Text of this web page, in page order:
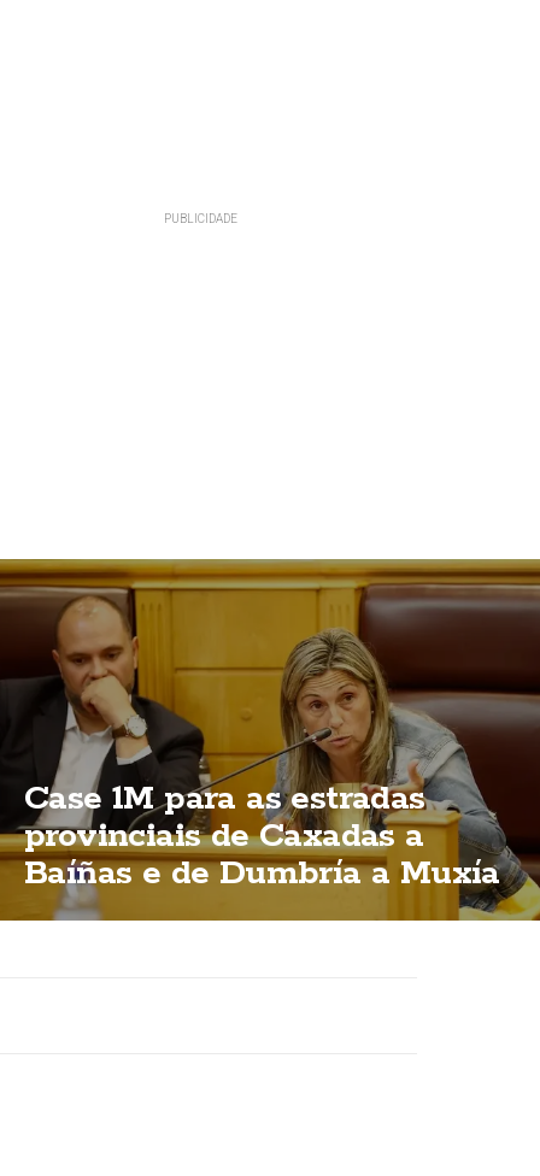
Case 1M para as estradas
provinciais de Caxadas a
Baíñas e de Dumbría a Muxía